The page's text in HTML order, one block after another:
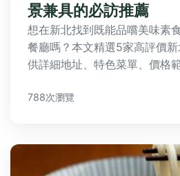
景兼具的必訪推薦
想在新北找到既能品嚐美味素
餐廳嗎？本文精選5家高評價
供詳細地址、特色菜單、價格
788次瀏覽